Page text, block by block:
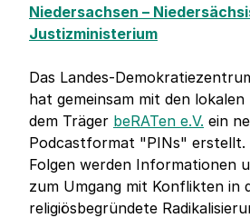
Niedersachsen –
Justizministerium
Das Landes-
hat gemeinsam mit den
dem Träger beRATen e.V. ein
Podcastformat "PINs" erstellt.
Folgen werden Informationen
zum Umgang mit Konflikten in
religiösbegründete